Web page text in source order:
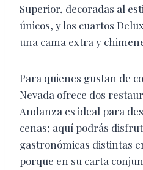
Superior, decoradas al
únicos, y los cuartos
una cama extra y
Para quienes gustan de
Nevada ofrece dos
Andanza es ideal para
cenas; aquí podrás
gastronómicas distintas
porque en su carta